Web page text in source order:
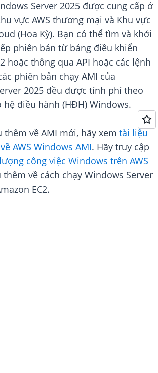
Server 2025 được cung cấp ở
vực AWS thương mại và Khu vực
(Hoa Kỳ). Bạn có thể tìm và khởi
phiên bản từ bảng điều khiển
hoặc thông qua API hoặc các lệnh
phiên bản chạy AMI của
2025 đều được tính phí theo
hệ điều hành (HĐH) Windows.
về AMI mới, hãy xem tài liệu
AWS Windows AMI. Hãy truy cập
công việc Windows trên AWS
về cách chạy Windows Server
EC2.